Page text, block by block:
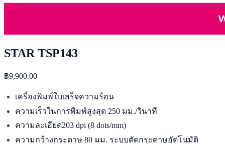
STAR TSP143
฿9,900.00
เครื่องพิมพ์ใบเสร็จความร้อน
ความเร็วในการพิมพ์สูงสุด 250 มม./วินาที
ความละเอียด203 dpi (8 dots/mm)
ความกว้างกระดาษ 80 มม. ระบบตัดกระดาษอัตโนมัติ